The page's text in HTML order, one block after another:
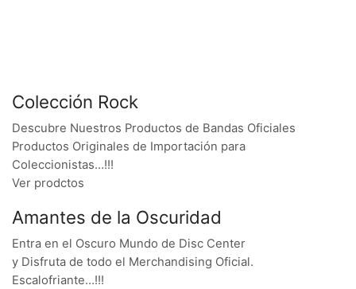
Colección Rock
Descubre Nuestros Productos de Bandas Oficiales
Productos Originales de Importación para
Coleccionistas…!!!
Ver prodctos
Amantes de la Oscuridad
Entra en el Oscuro Mundo de Disc Center
y Disfruta de todo el Merchandising Oficial.
Escalofriante…!!!